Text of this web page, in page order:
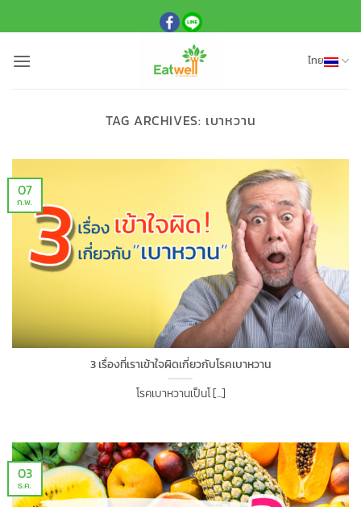
ไป
เนื้อหา
ไทย
TAG ARCHIVES: เบาหวาน
3 เรื่องที่เราเข้าใจผิดเกี่ยวกับโรคเบาหวาน
โรคเบาหวานเป็นโ [...]
07
ก.พ.
03
ธ.ค.